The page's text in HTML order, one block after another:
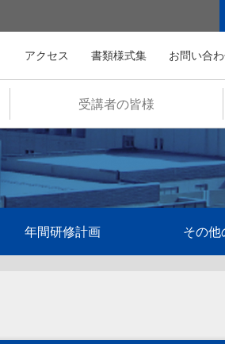
受講者の皆様
アクセス 書類様式集 お問い合
年間研修計画 その他